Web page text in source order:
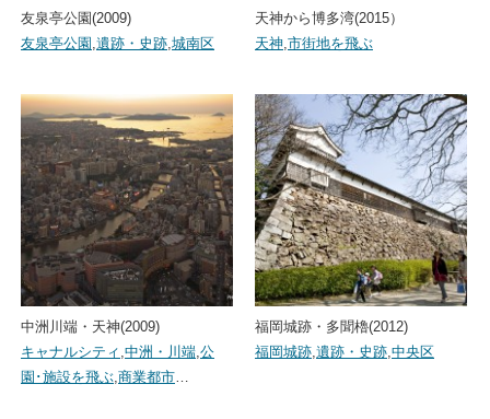
友泉亭公園(2009)
友泉亭公園 ,遺跡・史跡,城南区
天神から博多湾(2015）
天神,市街地を飛ぶ
中洲川端・天神(2009)
キャナルシティ ,中洲・川端,公
園･施設を飛ぶ,商業都市…
福岡城跡・多聞櫓(2012)
福岡城跡,遺跡・史跡,中央区